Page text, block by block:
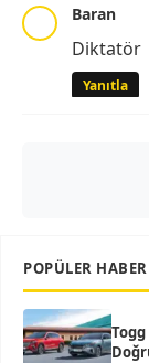
Baran
Diktatör
Yanıtla
POPÜLER